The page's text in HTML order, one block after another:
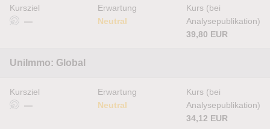
Kursziel
—
Erwartung
Neutral
Kurs (bei
Analysepublikation)
39,80 EUR
UniImmo: Global
Kursziel
—
Erwartung
Neutral
Kurs (bei
Analysepublikation)
34,12 EUR